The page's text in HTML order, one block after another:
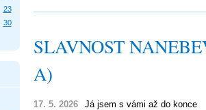
SLAVNOST
A)
17. 5. 2026 Já jsem s vámi až do konce
23
30